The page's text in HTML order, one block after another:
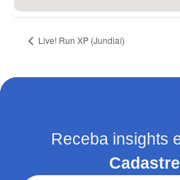
Live! Run XP (Jundiaí)
Receba insights